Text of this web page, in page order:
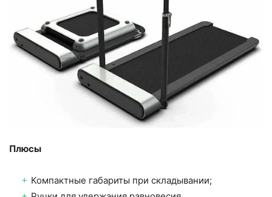
Плюсы
Компактные габариты при складывании;